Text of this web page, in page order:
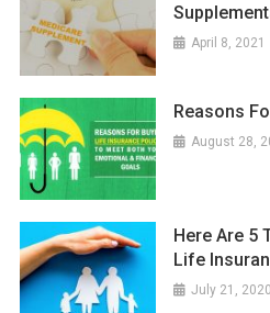
April 8, 2021
Reasons
August 28,
Here Are 5
Life
July 21, 2020